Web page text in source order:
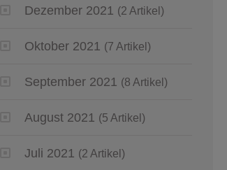
Dezember 2021 (2 Artikel)
Oktober 2021 (7 Artikel)
September 2021 (8 Artikel)
August 2021 (5 Artikel)
Juli 2021 (2 Artikel)